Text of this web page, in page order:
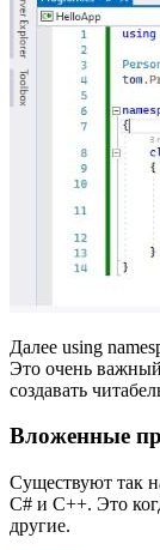
Далее using
Это очень
создавать
Вложенные
Существуют так
C# и С++. Это
другие.